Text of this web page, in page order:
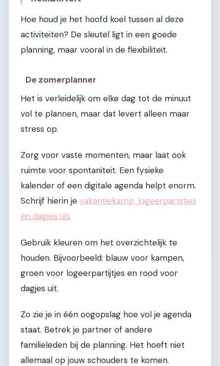
Hoe houd je het hoofd koel tussen al deze
activiteiten? De sleutel ligt in een goede
planning, maar vooral in de flexibiliteit.
De zomerplanner
Het is verleidelijk om elke dag tot de minuut
vol te plannen, maar dat levert alleen maar
stress op.
Zorg voor vaste momenten, maar laat ook
ruimte voor spontaniteit. Een fysieke
kalender of een digitale agenda helpt enorm.
Schrijf hierin je vakantiekamp, logeerpartijtjes
en dagjes uit.
Gebruik kleuren om het overzichtelijk te
houden. Bijvoorbeeld: blauw voor kampen,
groen voor logeerpartijtjes en rood voor
dagjes uit.
Zo zie je in één oogopslag hoe vol je agenda
staat. Betrek je partner of andere
familieleden bij de planning. Het hoeft niet
allemaal op jouw schouders te komen.